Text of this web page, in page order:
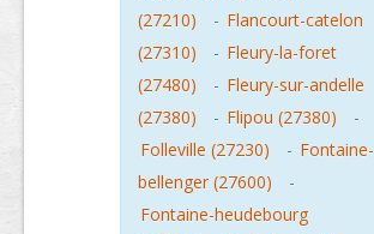
(27210)
- Flancourt-catelon
(27310)
- Fleury-la-foret
(27480)
- Fleury-sur-andelle
(27380)
- Flipou (27380)
-
Folleville (27230)
- Fontaine-
bellenger (27600)
-
Fontaine-heudebourg